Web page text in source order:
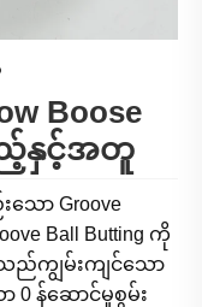
Boose
ြည့်နှင့်အတူ
ော Groove
Ball Butting ကို
သည်ကျွမ်းကျင်သော
0 န်ဆောင်မှုစွမ်း